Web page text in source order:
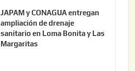
2
0
JAPAM y CONAGUA entregan
ampliación de drenaje
sanitario en Loma Bonita y Las
Margaritas